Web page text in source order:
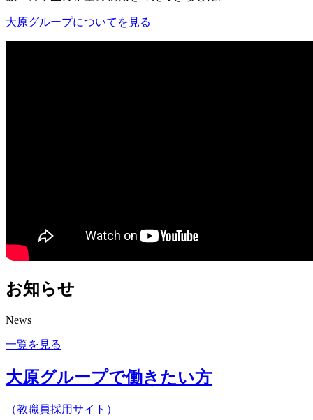
大原グループについてを見る
お知らせ
News
一覧を見る
大原グループで働きたい方
（教職員採用サイト）